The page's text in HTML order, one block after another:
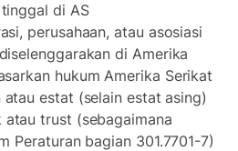
di AS
perusahaan, atau asosiasi
di Amerika
hukum Amerika Serikat
atau estat (selain estat asing)
trust (sebagaimana
Peraturan bagian 301.7701-7)